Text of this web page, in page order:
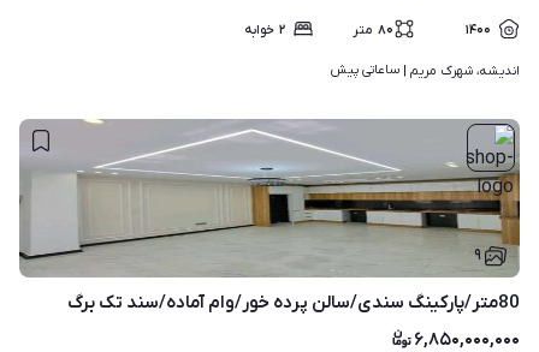
۱۴۰۰ ۸۰ متر ۲ خوابه
اندیشه، شهرک مریم | ساعاتی پیش
۹
80متر/پارکینگ سندی/سالن پرده خور/وام آماده/سند تک برگ
۶,۸۵۰,۰۰۰,۰۰۰